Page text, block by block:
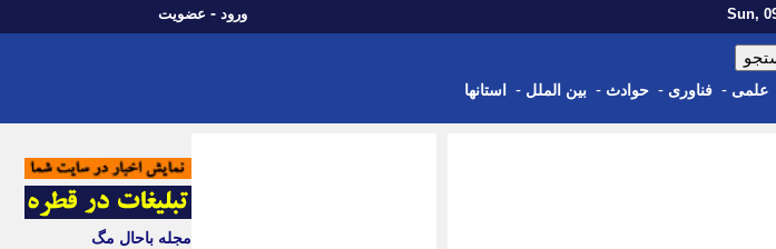
ورود - عضویت
علمی - فناوری - حوادث - بین الملل - استانها
مجله باحال مگ